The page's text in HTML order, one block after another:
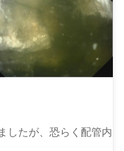
したが、恐らく配管内